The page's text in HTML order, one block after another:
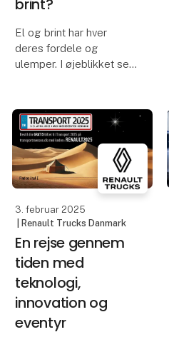
brint?
El og brint har hver
deres fordele og
ulemper. I øjeblikket ser
batteriteknologien
stadig forbedres, og
infrastrukturen
udbygges hastigt. Brint
har sine fo
3. februar 2025
| Renault Trucks Danmark
En rejse gennem
tiden med
teknologi,
innovation og
eventyr